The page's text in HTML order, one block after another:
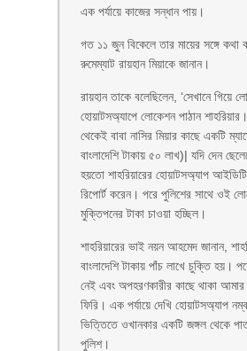
এক পর্যায়ে কাজের সন্ধান পায়।
গত ১১ জুন বিকেলে তার মায়ের সঙ্গে
রুমেম্যাট রায়হান মিয়াকে জানান।
রায়হান তাকে বলেছিলেন, ‘সেখানে
হোয়াটসঅ্যাপে লোকেশন পাঠান
থেকেই বাবা নাসির মিয়ার কাছে একটি
বাংলাদেশি টাকায় ৫০ লাখ)| যদি দেন
হয়তো শাহরিয়ারের হোয়াটসঅ্যাপ
রিপোর্ট করেন। পরে পুলিশের সাথে ওই
মুক্তিপনের টাকা চাওয়া হচ্ছিল।
শাহরিয়ারের ভাই নয়ন আহমেদ জানান,
বাংলাদেশি টাকায় পাঁচ লাখে চুক্তি হয়।
নেই এবং অপহরণকারীর কাছে থাকা আমার
ফিরি। এক পর্যায়ে দেখি হোয়াটসঅ্যাপ
ভিত্তিতে ওখানকার একটি জঙ্গল থেকে
পুলিশ।